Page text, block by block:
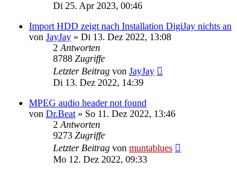
Di 25. Apr 2023, 00:46
Import HDD zeigt nach Installation DigiJay nichts an
von JayJay » Di 13. Dez 2022, 13:08
2 Antworten
8788 Zugriffe
Letzter Beitrag von JayJay
Di 13. Dez 2022, 14:39
MPEG audio header not found
von Dr.Beat » So 11. Dez 2022, 13:46
2 Antworten
9273 Zugriffe
Letzter Beitrag von muntablues
Mo 12. Dez 2022, 09:33